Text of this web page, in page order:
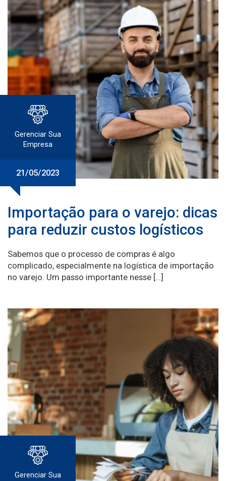
Gerenciar Sua
Empresa
21/05/2023
Importação para o varejo: dicas
para reduzir custos logísticos
Sabemos que o processo de compras é algo
complicado, especialmente na logística de importação
no varejo. Um passo importante nesse […]
Gerenciar Sua